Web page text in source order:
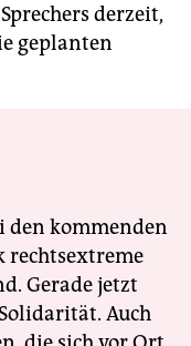
derzeit,
geplanten
den kommenden
rechtsextreme
Gerade jetzt
Auch